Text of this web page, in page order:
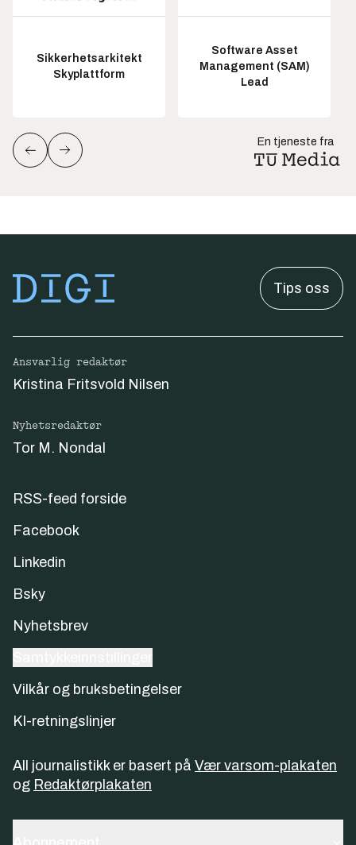
Sikkerhetsarkitekt
Skyplattform
Software Asset
Management (SAM)
Lead
En tjeneste fra
Tips oss
Ansvarlig redaktør
Kristina Fritsvold Nilsen
Nyhetsredaktør
Tor M. Nondal
RSS-feed forside
Facebook
Linkedin
Bsky
Nyhetsbrev
Vilkår og bruksbetingelser
KI-retningslinjer
All journalistikk er basert på Vær varsom-plakaten
og Redaktørplakaten